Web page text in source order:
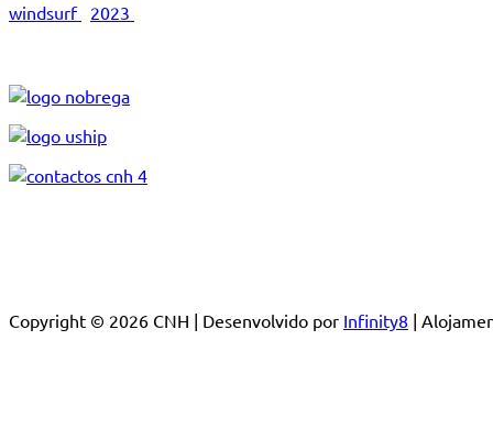
windsurf 2023
Copyright © 2026 CNH | Desenvolvido por Infinity8 |